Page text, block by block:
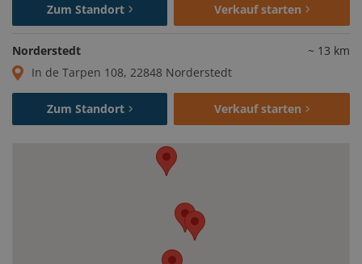
Zum Standort Verkauf starten
Norderstedt ~ 13 km
In de Tarpen 108, 22848 Norderstedt
Zum Standort Verkauf starten